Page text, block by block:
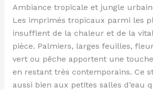
Ambiance tropicale et jungle
Les imprimés tropicaux parmi les
insufflent de la chaleur et de la
pièce. Palmiers, larges feuilles,
vert ou pêche apportent une
en restant très contemporains. Ce
aussi bien aux petites salles d’eau